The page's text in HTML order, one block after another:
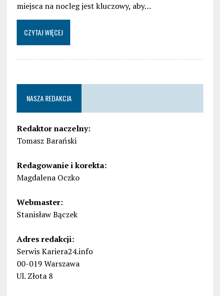
miejsca na nocleg jest kluczowy, aby…
CZYTAJ WIĘCEJ
NASZA REDAKCJA
Redaktor naczelny:
Tomasz Barański
Redagowanie i korekta:
Magdalena Oczko
Webmaster:
Stanisław Bączek
Adres redakcji:
Serwis Kariera24.info
00-019 Warszawa
Ul. Złota 8